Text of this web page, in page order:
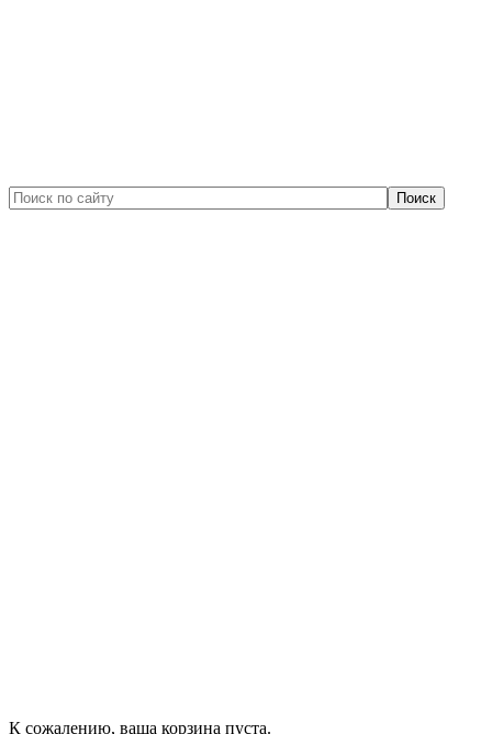
К сожалению, ваша корзина пуста.